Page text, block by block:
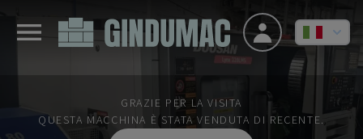
GRAZIE PER LA VISITA
QUESTA MACCHINA È STATA VENDUTA DI RECENTE.